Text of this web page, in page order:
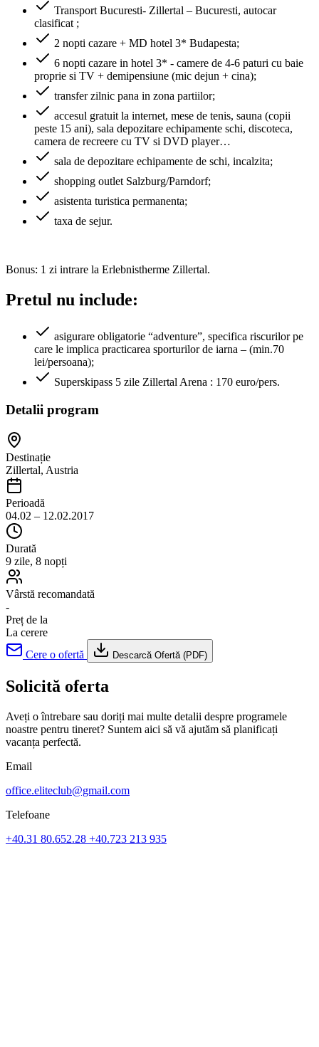
Transport Bucuresti- Zillertal – Bucuresti, autocar
clasificat ;
2 nopti cazare + MD hotel 3* Budapesta;
6 nopti cazare in hotel 3* - camere de 4-6 paturi cu baie
proprie si TV + demipensiune (mic dejun + cina);
transfer zilnic pana in zona partiilor;
accesul gratuit la internet, mese de tenis, sauna (copii
peste 15 ani), sala depozitare echipamente schi, discoteca,
camera de recreere cu TV si DVD player…
sala de depozitare echipamente de schi, incalzita;
shopping outlet Salzburg/Parndorf;
asistenta turistica permanenta;
taxa de sejur.
Bonus: 1 zi intrare la Erlebnistherme Zillertal.
Pretul nu include:
asigurare obligatorie “adventure”, specifica riscurilor pe
care le implica practicarea sporturilor de iarna – (min.70
lei/persoana);
Superskipass 5 zile Zillertal Arena : 170 euro/pers.
Detalii program
Destinație
Zillertal, Austria
Perioadă
04.02 – 12.02.2017
Durată
9 zile, 8 nopți
Vârstă recomandată
-
Preț de la
La cerere
Cere o ofertă
Descarcă Ofertă (PDF)
Solicită oferta
Aveți o întrebare sau doriți mai multe detalii despre programele
noastre pentru tineret? Suntem aici să vă ajutăm să planificați
vacanța perfectă.
Email
office.eliteclub@gmail.com
Telefoane
+40.31 80.652.28 +40.723 213 935